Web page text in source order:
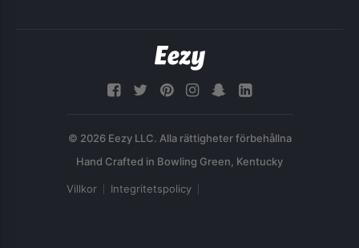
© 2026 Eezy LLC. Alla rättigheter förbehållna
Villkor Integritetspolicy